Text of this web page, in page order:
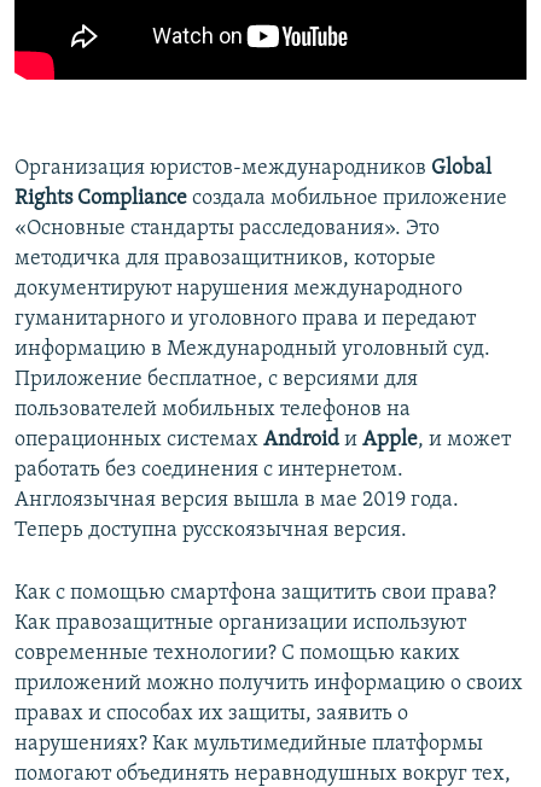
ПОБЕДИТЕЛЕЙ НЕ СУДЯТ?
КРЫМ.НЕПОКОРЕННЫЙ
ПРИСОЕДИНЯЙТЕСЬ!
Все сайты RFE/RL
Организация юристов-международников Global
Rights Compliance создала мобильное приложение
«Основные стандарты расследования». Это
методичка для правозащитников, которые
документируют нарушения международного
гуманитарного и уголовного права и передают
информацию в Международный уголовный суд.
Приложение бесплатное, с версиями для
пользователей мобильных телефонов на
операционных системах Android и Apple, и может
работать без соединения с интернетом.
Англоязычная версия вышла в мае 2019 года.
Теперь доступна русскоязычная версия.
Как с помощью смартфона защитить свои права?
Как правозащитные организации используют
современные технологии? С помощью каких
приложений можно получить информацию о своих
правах и способах их защиты, заявить о
нарушениях? Как мультимедийные платформы
помогают объединять неравнодушных вокруг тех,